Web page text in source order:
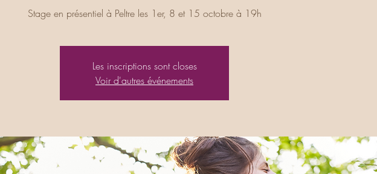
Stage en présentiel à Peltre les 1er, 8 et 15 octobre à 19h
Les inscriptions sont closes
Voir d'autres événements